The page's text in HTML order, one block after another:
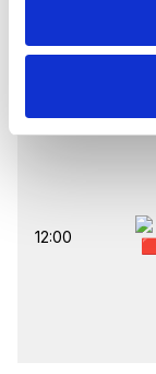
12:00